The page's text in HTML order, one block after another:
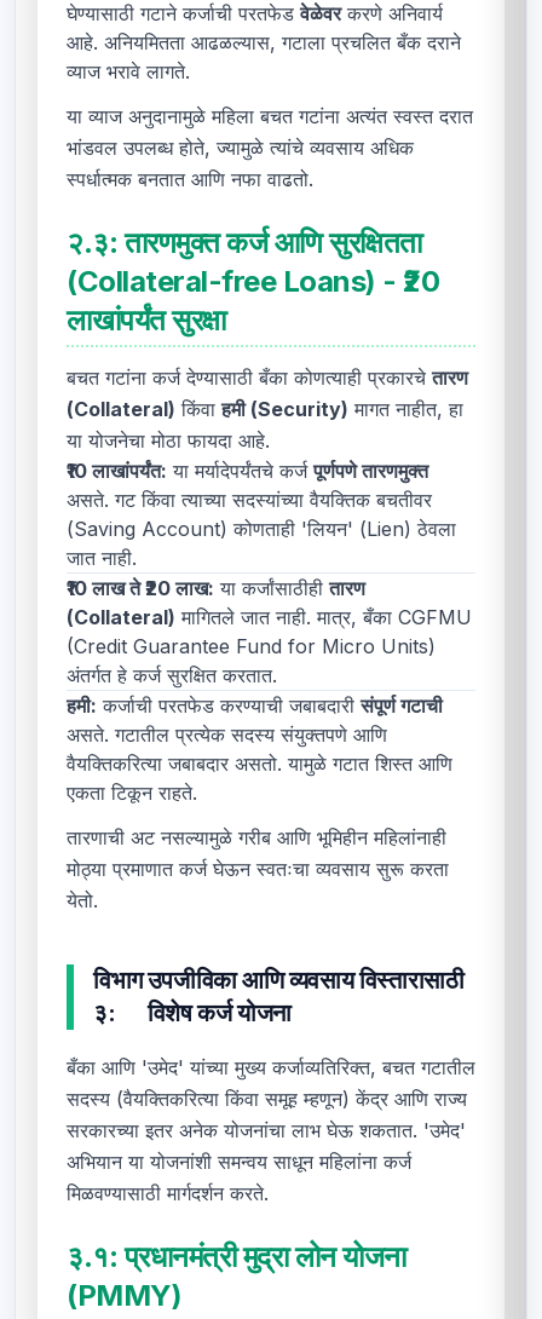
घेण्यासाठी गटाने कर्जाची परतफेडवेळेवरकरणे अनिवार्य
आहे. अनियमितता आढळल्यास, गटाला प्रचलित बँक दराने
व्याज भरावे लागते.
या व्याज अनुदानामुळे महिला बचत गटांना अत्यंत स्वस्त दरात
भांडवल उपलब्ध होते, ज्यामुळे त्यांचे व्यवसाय अधिक
स्पर्धात्मक बनतात आणि नफा वाढतो.
२.३:तारणमुक्त कर्ज आणि सुरक्षितता
(Collateral-free Loans) - ₹20
लाखांपर्यंत सुरक्षा
बचत गटांना कर्ज देण्यासाठी बँका कोणत्याही प्रकारचेतारण
(Collateral) किंवाहमी (Security) मागत नाहीत, हा
या योजनेचा मोठा फायदा आहे.
₹10 लाखांपर्यंत: या मर्यादेपर्यंतचे कर्जपूर्णपणे तारणमुक्त
असते. गट किंवा त्याच्या सदस्यांच्या वैयक्तिक बचतीवर
(Saving Account) कोणताही 'लियन' (Lien) ठेवला
जात नाही.
₹10 लाख ते ₹20 लाख: या कर्जांसाठीहीतारण
(Collateral) मागितले जात नाही. मात्र, बँका CGFMU
(Credit Guarantee Fund for Micro Units)
अंतर्गत हे कर्ज सुरक्षित करतात.
हमी: कर्जाची परतफेड करण्याची जबाबदारीसंपूर्ण गटाची
असते. गटातील प्रत्येक सदस्य संयुक्तपणे आणि
वैयक्तिकरित्या जबाबदार असतो. यामुळे गटात शिस्त आणि
एकता टिकून राहते.
तारणाची अट नसल्यामुळे गरीब आणि भूमिहीन महिलांनाही
मोठ्या प्रमाणात कर्ज घेऊन स्वतःचा व्यवसाय सुरू करता
येतो.
विभाग
३:
उपजीविका आणि व्यवसाय विस्तारासाठी
विशेष कर्ज योजना
बँका आणि 'उमेद' यांच्या मुख्य कर्जाव्यतिरिक्त, बचत गटातील
सदस्य (वैयक्तिकरित्या किंवा समूह म्हणून) केंद्र आणि राज्य
सरकारच्या इतर अनेक योजनांचा लाभ घेऊ शकतात. 'उमेद'
अभियान या योजनांशी समन्वय साधून महिलांना कर्ज
मिळवण्यासाठी मार्गदर्शन करते.
३.१:प्रधानमंत्री मुद्रा लोन योजना
(PMMY)